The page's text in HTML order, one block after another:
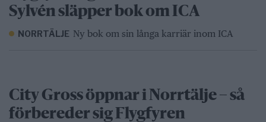
Sylvén släpper bok om ICA
NORRTÄLJE Ny bok om sin långa karriär inom ICA
City Gross öppnar i Norrtälje – så
förbereder sig Flygfyren